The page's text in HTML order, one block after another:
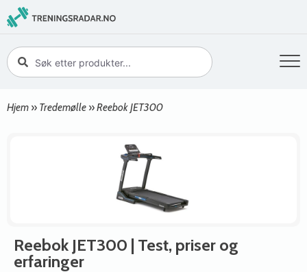
Hjem » Tredemølle »Reebok JET300
Reebok JET300 | Test, priser og
erfaringer